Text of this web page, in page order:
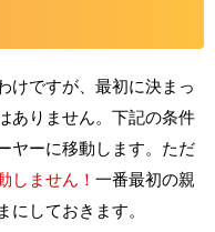
けですが、最初に決まっ
ありません。下記の条件
ヤーに移動します。ただ
しません！ 一番最初の親
にしておきます。